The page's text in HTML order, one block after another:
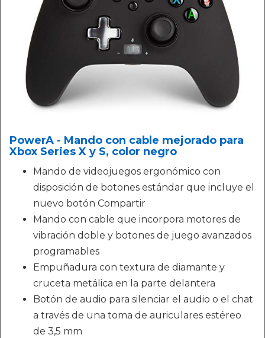
PowerA - Mando con cable mejorado para
Xbox Series X y S, color negro
Mando de videojuegos ergonómico con
disposición de botones estándar que incluye el
nuevo botón Compartir
Mando con cable que incorpora motores de
vibración doble y botones de juego avanzados
programables
Empuñadura con textura de diamante y
cruceta metálica en la parte delantera
Botón de audio para silenciar el audio o el chat
a través de una toma de auriculares estéreo
de 3,5 mm